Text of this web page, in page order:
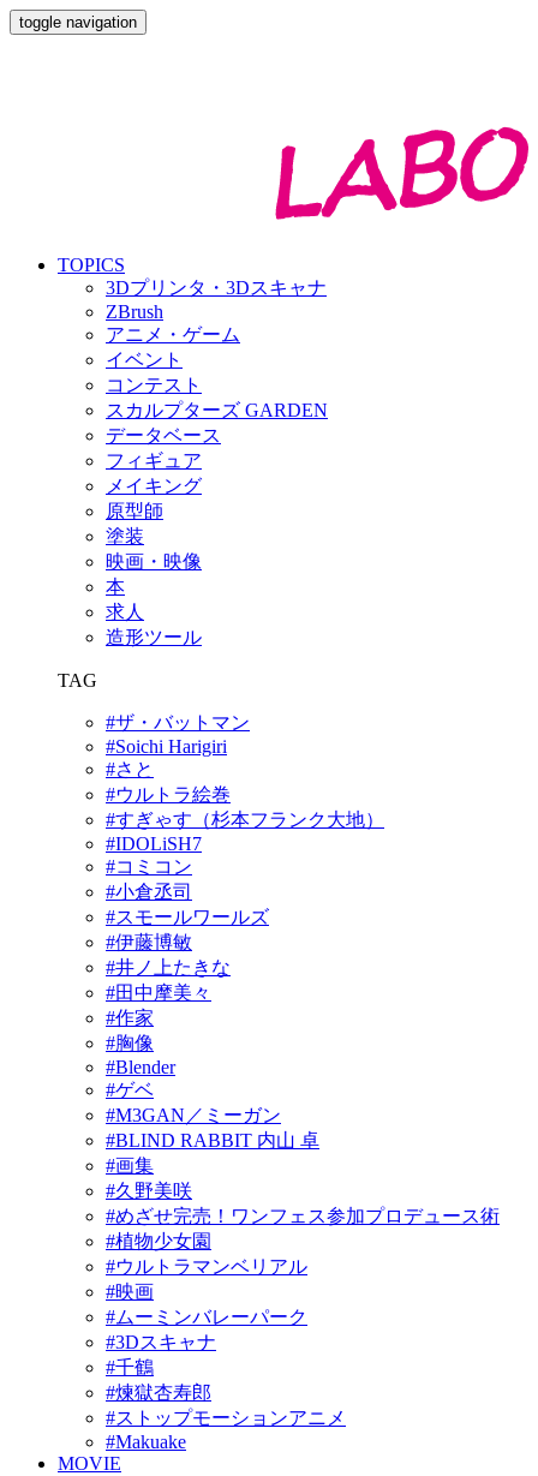
toggle navigation
TOPICS
3Dプリンタ・3Dスキャナ
ZBrush
アニメ・ゲーム
イベント
コンテスト
スカルプターズ GARDEN
データベース
フィギュア
メイキング
原型師
塗装
映画・映像
本
求人
造形ツール
TAG
#ザ・バットマン
#Soichi Harigiri
#さと
#ウルトラ絵巻
#すぎゃす（杉本フランク大地）
#IDOLiSH7
#コミコン
#小倉丞司
#スモールワールズ
#伊藤博敏
#井ノ上たきな
#田中摩美々
#作家
#胸像
#Blender
#ゲベ
#M3GAN／ミーガン
#BLIND RABBIT 内山 卓
#画集
#久野美咲
#めざせ完売！ワンフェス参加プロデュース術
#植物少女園
#ウルトラマンベリアル
#映画
#ムーミンバレーパーク
#3Dスキャナ
#千鶴
#煉獄杏寿郎
#ストップモーションアニメ
#Makuake
MOVIE